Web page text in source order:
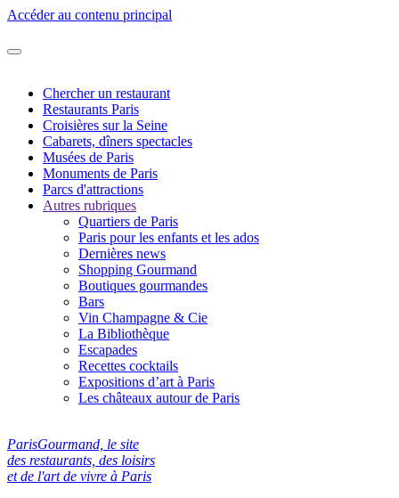
Accéder au contenu principal
Chercher un restaurant
Restaurants Paris
Croisières sur la Seine
Cabarets, dîners spectacles
Musées de Paris
Monuments de Paris
Parcs d'attractions
Autres rubriques
Quartiers de Paris
Paris pour les enfants et les ados
Dernières news
Shopping Gourmand
Boutiques gourmandes
Bars
Vin Champagne & Cie
La Bibliothèque
Escapades
Recettes cocktails
Expositions d’art à Paris
Les châteaux autour de Paris
ParisGourmand, le site
des restaurants, des loisirs
et de l'art de vivre à Paris